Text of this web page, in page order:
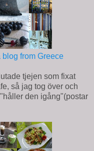
from Greece
tjejen som fixat
så jag tog över och
den igång"(postar